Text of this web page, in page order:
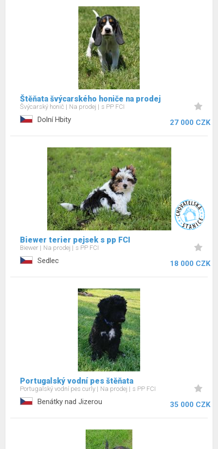
Štěňata švýcarského honiče na prodej
Švýcarský honič Na prodej s PP FCI
Dolní Hbity 27 000 CZK
Biewer terier pejsek s pp FCI
Biewer Na prodej s PP FCI
Sedlec 18 000 CZK
Portugalský vodní pes štěňata
Portugalský vodní pes curly Na prodej s PP FCI
Benátky nad Jizerou 35 000 CZK